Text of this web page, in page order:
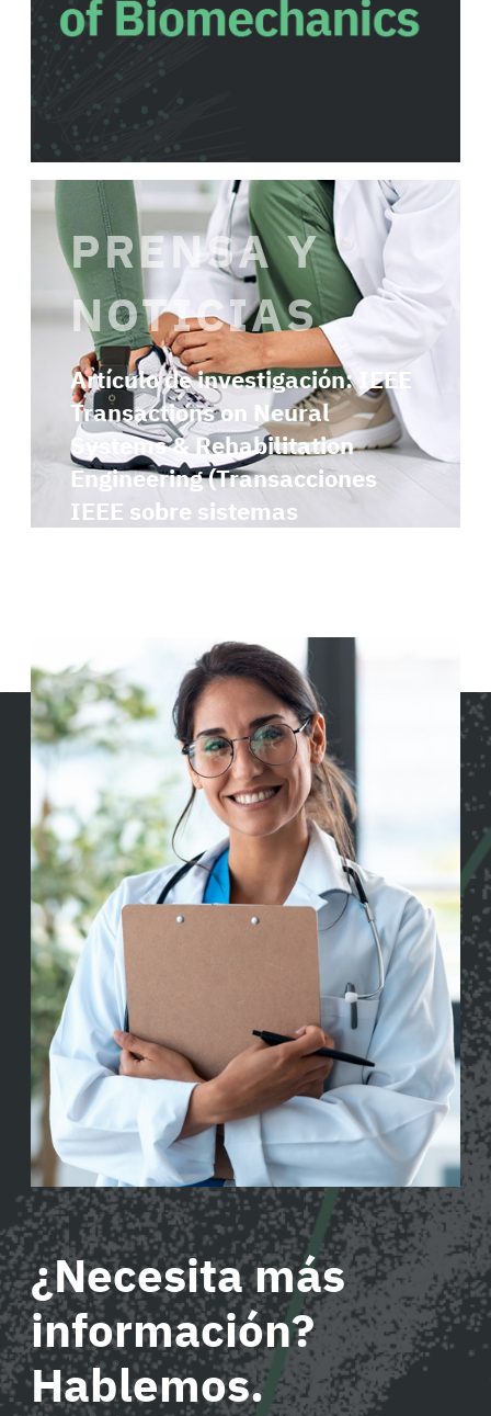
PRENSA Y
NOTICIAS
Artículo de investigación: IEEE
Transactions on Neural
Systems & Rehabilitation
Engineering (Transacciones
IEEE sobre sistemas
¿Necesita más
información?
Hablemos.